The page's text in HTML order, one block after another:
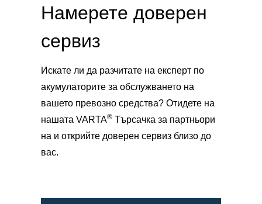
Намерете доверен
сервиз
Искате ли да разчитате на експерт по
акумулаторите за обслужването на
вашето превозно средства? Отидете на
нашата VARTA® Търсачка за партньори
на и открийте доверен сервиз близо до
вас.